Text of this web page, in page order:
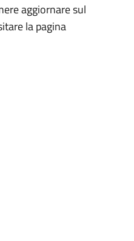
aggiornare sul
la pagina